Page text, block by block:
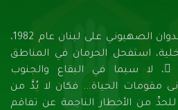
بفعل التداعيات الكبرى للعدوان الصهيونـي على لبنان عام 1982،
استفحل الحرمان في المناطق
ً، لا سيما في البقاع والجنوب
مقومات الحياة... فكان لا بُدَّ من
من الأخطار الناجمة عن تفاقم